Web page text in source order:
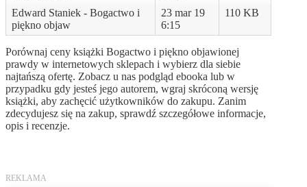
Edward Staniek - Bogactwo i
piękno objaw
23 mar 19
6:15
110 KB
Porównaj ceny książki Bogactwo i piękno objawionej
prawdy w internetowych sklepach i wybierz dla siebie
najtańszą ofertę. Zobacz u nas podgląd ebooka lub w
przypadku gdy jesteś jego autorem, wgraj skróconą wersję
książki, aby zachęcić użytkowników do zakupu. Zanim
zdecydujesz się na zakup, sprawdź szczegółowe informacje,
opis i recenzje.